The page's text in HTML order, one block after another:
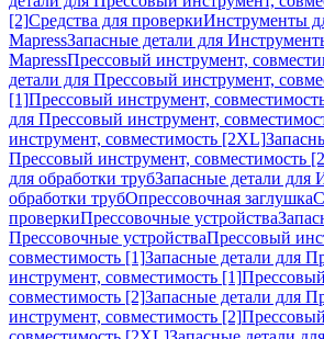
[2]Средства для проверкиИнструменты
MapressЗапасные детали для
MapressПрессовый инструмент,
детали для Прессовый инструмент,
[1]Прессовый инструмент,
для Прессовый инструмент,
инструмент, совместимость [2XL]
Прессовый инструмент, совместимость
для обработки трубЗапасные детали для
обработки трубОпрессовочная заглушка
проверкиПрессовочные устройства
Прессовочные устройстваПрессовый
совместимость [1]Запасные детали для
инструмент, совместимость [1]
совместимость [2]Запасные детали для
инструмент, совместимость [2]